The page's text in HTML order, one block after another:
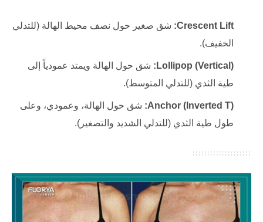
Crescent Lift: شق صغير حول نصف محيط الهالة (للتدلي
الخفيف).
Lollipop (Vertical):
شق حول الهالة ويمتد عمودياً إلى
طية الثدي (للتدلي المتوسط).
Anchor (Inverted T):
شق حول الهالة، وعمودي، وعلى
طول طية الثدي (للتدلي الشديد والتصغير).